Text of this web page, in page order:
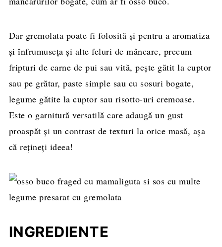
Dar gremolata poate fi folosită și pentru a aromatiza
și înfrumuseța și alte feluri de mâncare, precum
fripturi de carne de pui sau vită, pește gătit la cuptor
sau pe grătar, paste simple sau cu sosuri bogate,
legume gătite la cuptor sau risotto-uri cremoase.
Este o garnitură versatilă care adaugă un gust
proaspăt și un contrast de texturi la orice masă, așa
că rețineți ideea!
INGREDIENTE